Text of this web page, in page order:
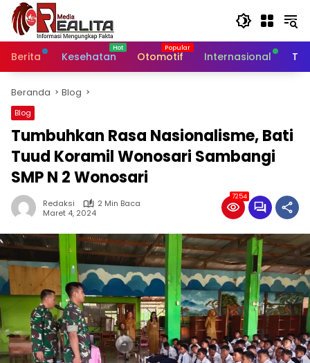
Langsung
konten
Berita
Kesehatan Otomotif Internasional
Beranda Blog
Blog
Tumbuhkan Rasa Nasionalisme, Bati
Tuud Koramil Wonosari Sambangi
SMP N 2 Wonosari
Redaksi
2 Min Baca
Maret 4, 2024
7254